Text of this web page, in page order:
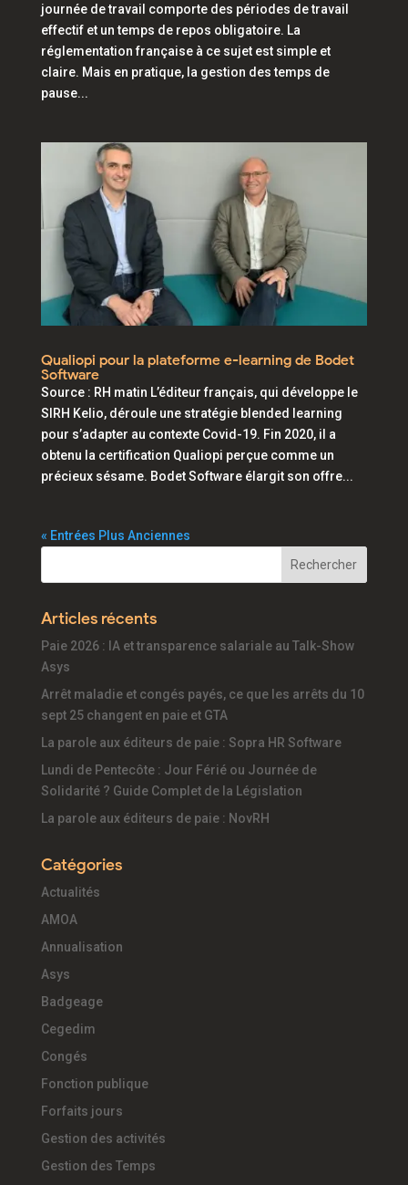
journée de travail comporte des périodes de travail
effectif et un temps de repos obligatoire. La
réglementation française à ce sujet est simple et
claire. Mais en pratique, la gestion des temps de
pause...
Qualiopi pour la plateforme e-learning de Bodet
Software
Source : RH matin L’éditeur français, qui développe le
SIRH Kelio, déroule une stratégie blended learning
pour s’adapter au contexte Covid-19. Fin 2020, il a
obtenu la certification Qualiopi perçue comme un
précieux sésame. Bodet Software élargit son offre...
« Entrées Plus Anciennes
Articles récents
Paie 2026 : IA et transparence salariale au Talk-Show
Asys
Arrêt maladie et congés payés, ce que les arrêts du 10
sept 25 changent en paie et GTA
La parole aux éditeurs de paie : Sopra HR Software
Lundi de Pentecôte : Jour Férié ou Journée de
Solidarité ? Guide Complet de la Législation
La parole aux éditeurs de paie : NovRH
Catégories
Actualités
AMOA
Annualisation
Asys
Badgeage
Cegedim
Congés
Fonction publique
Forfaits jours
Gestion des activités
Gestion des Temps